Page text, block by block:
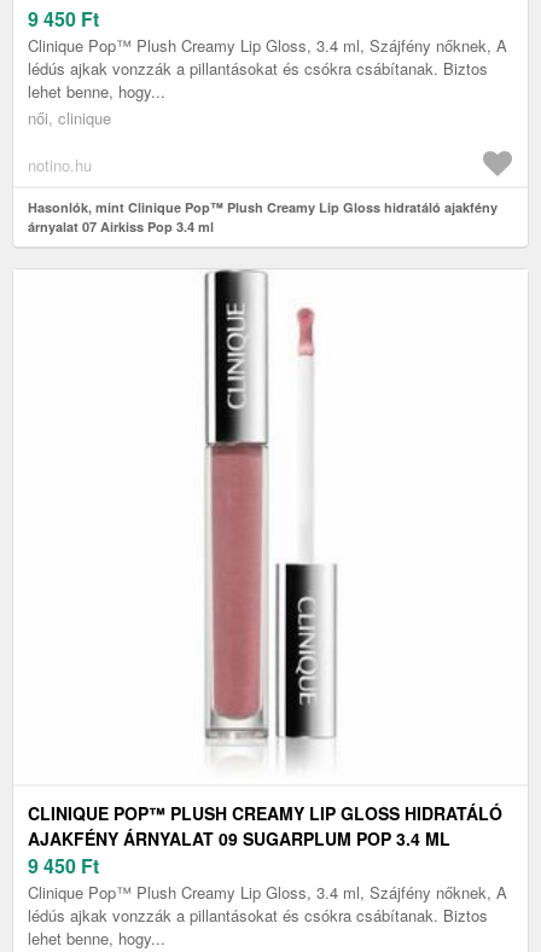
9 450 Ft
Clinique Pop™ Plush Creamy Lip Gloss, 3.4 ml, Szájfény nőknek, A
lédús ajkak vonzzák a pillantásokat és csókra csábítanak. Biztos
lehet benne, hogy...
női, clinique
notino.hu
Hasonlók, mint Clinique Pop™ Plush Creamy Lip Gloss hidratáló ajakfény
árnyalat 07 Airkiss Pop 3.4 ml
CLINIQUE POP™ PLUSH CREAMY LIP GLOSS HIDRATÁLÓ
AJAKFÉNY ÁRNYALAT 09 SUGARPLUM POP 3.4 ML
9 450 Ft
Clinique Pop™ Plush Creamy Lip Gloss, 3.4 ml, Szájfény nőknek, A
lédús ajkak vonzzák a pillantásokat és csókra csábítanak. Biztos
lehet benne, hogy...